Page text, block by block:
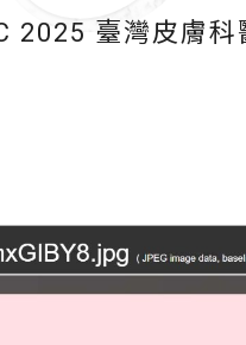
臺灣皮膚科